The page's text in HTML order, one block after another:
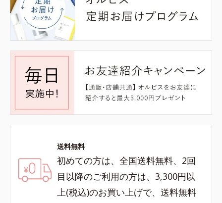
送料無料
初めての方は、全国送料無料、2回
目以降のご利用の方は、3,300円以
上(税込)のお買い上げで、送料無料